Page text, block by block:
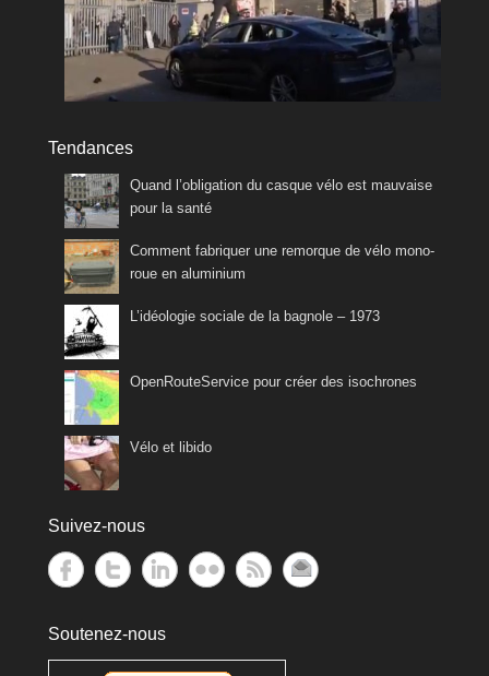
Tendances
Quand l’obligation du casque vélo est mauvaise
pour la santé
Comment fabriquer une remorque de vélo mono-
roue en aluminium
L’idéologie sociale de la bagnole – 1973
OpenRouteService pour créer des isochrones
Vélo et libido
Suivez-nous
Soutenez-nous